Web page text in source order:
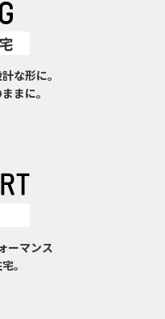
な形に。
まに。
ーマンス
。